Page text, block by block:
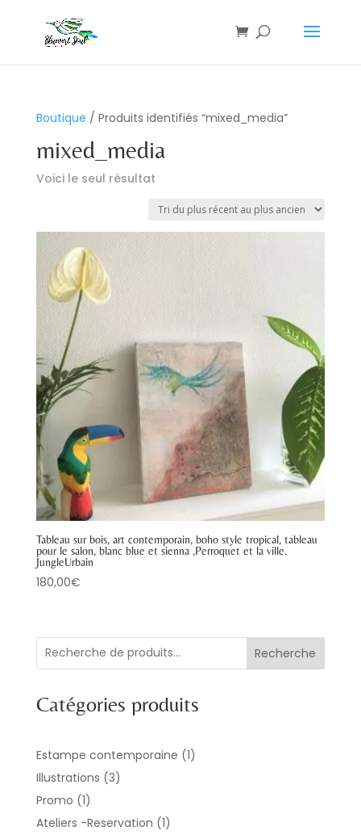
Boutique / Produits identifiés “mixed_media”
mixed_media
Voici le seul résultat
Tableau sur bois, art contemporain, boho style tropical, tableau
pour le salon, blanc blue et sienna ,Perroquet et la ville.
JungleUrbain
180,00€
Recherche
Catégories produits
Estampe contemporaine 11
Illustrations 33
Promo 11
produit
Ateliers -Reservation 11